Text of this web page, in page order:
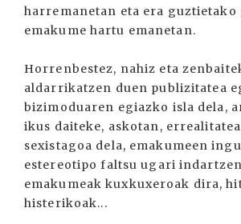
harremanetan eta era guztietako
emakume hartu emanetan.
Horrenbestez, nahiz eta
aldarrikatzen duen publizitatea
bizimoduaren egiazko isla dela,
ikus daiteke, askotan,
sexistagoa dela, emakumeen
estereotipo faltsu ugari
emakumeak kuxkuxeroak dira,
histerikoak...